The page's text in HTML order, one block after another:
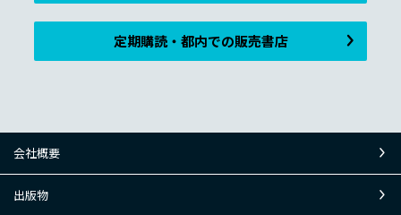
定期購読・都内での販売書店
会社概要
出版物